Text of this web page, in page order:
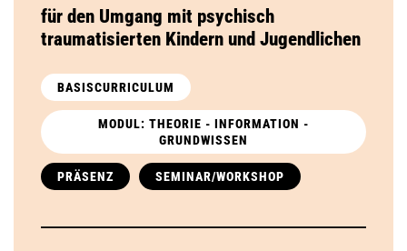
für den Umgang mit psychisch
traumatisierten Kindern und Jugendlichen
BASISCURRICULUM
MODUL: THEORIE - INFORMATION -
GRUNDWISSEN
PRÄSENZ SEMINAR/WORKSHOP